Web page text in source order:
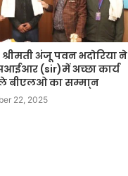
अंजू पवन भदोरिया ने
(sir)में अच्छा कार्य
बीएलओ का सम्मा्न
22, 2025